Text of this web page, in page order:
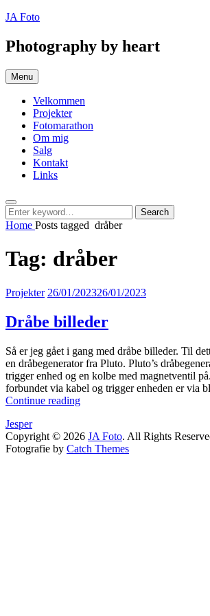
Skip
content
JA Foto
Photography by heart
Menu
Velkommen
Projekter
Fotomarathon
Om mig
Salg
Kontakt
Links
Search
Search
for:
Search
Home Posts tagged dråber
Tag: dråber
Categories:
Projekter Posted
26/01/202326/01/2023
Dråbe billeder
Så er jeg gået i gang med dråbe billeder. Til
en dråbegenerator fra Pluto. Pluto’s
trigger enhed og en kolbe med magnetventil
forbundet via kabel og trigger enheden er via
Continue readingDråbe
by
Jesper
Copyright © 2026 JA Foto. All Rights
Fotografie by Catch Themes